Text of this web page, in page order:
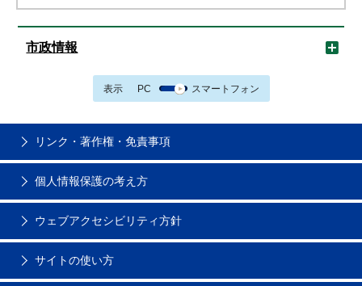
市政情報
表示 PC スマートフォン
リンク・著作権・免責事項
個人情報保護の考え方
ウェブアクセシビリティ方針
サイトの使い方